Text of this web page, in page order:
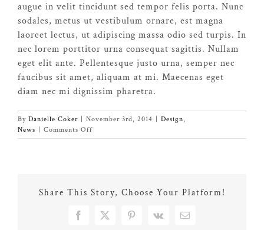
augue in velit tincidunt sed tempor felis porta. Nunc
sodales, metus ut vestibulum ornare, est magna
laoreet lectus, ut adipiscing massa odio sed turpis. In
nec lorem porttitor urna consequat sagittis. Nullam
eget elit ante. Pellentesque justo urna, semper nec
faucibus sit amet, aliquam at mi. Maecenas eget
diam nec mi dignissim pharetra.
By Danielle Coker November 3rd, 2014 Design,
News
Comments Offon
Sed
Share This Story, Choose Your Platform!
Facebook
X Pinterest
Vk Email